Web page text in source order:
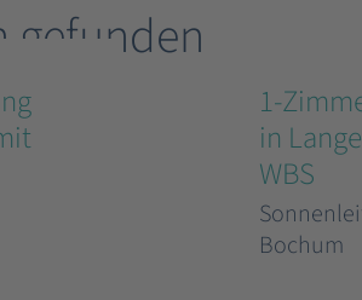
gefunden
1-
in
WBS
Bochum